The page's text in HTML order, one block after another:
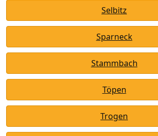
Selbitz
Sparneck
Stammbach
Töpen
Trogen